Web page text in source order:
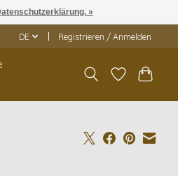
DE Registrieren / Anmelden
»